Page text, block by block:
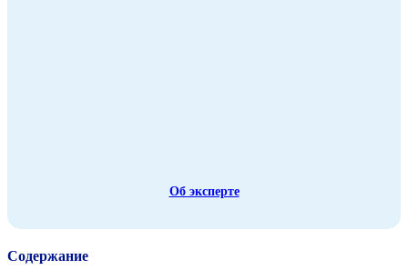
Об эксперте
Содержание